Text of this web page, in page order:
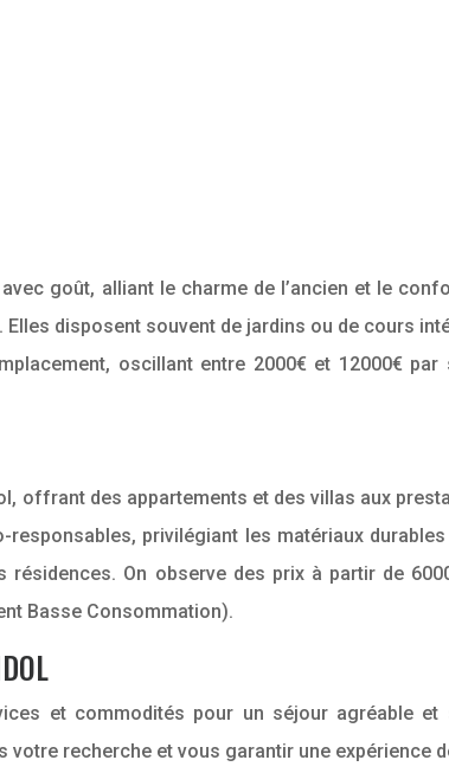
goût, alliant le charme de l’ancien et le
disposent souvent de jardins ou de cours
oscillant entre 2000€ et 12000€
offrant des appartements et des villas aux
privilégiant les matériaux
On observe des prix à partir de
Basse Consommation).
et commodités pour un séjour agréable
recherche et vous garantir une expérience